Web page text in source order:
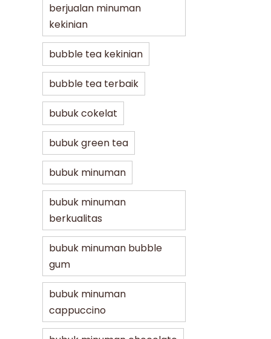
berjualan minuman
kekinian
bubble tea kekinian
bubble tea terbaik
bubuk cokelat
bubuk green tea
bubuk minuman
bubuk minuman
berkualitas
bubuk minuman bubble
gum
bubuk minuman
cappuccino